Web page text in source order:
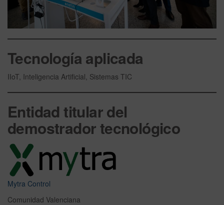
Tecnología aplicada
IIoT, Inteligencia Artificial, Sistemas TIC
Entidad titular del
demostrador tecnológico
Mytra Control
Comunidad Valenciana